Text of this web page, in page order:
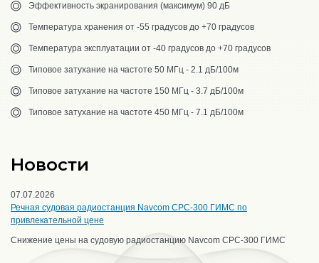
Эффективность экранирования (максимум) 90 дБ
Температура хранения от -55 градусов до +70 градусов
Температура эксплуатации от -40 градусов до +70 градусов
Типовое затухание на частоте 50 МГц - 2.1 дБ/100м
Типовое затухание на частоте 150 МГц - 3.7 дБ/100м
Типовое затухание на частоте 450 МГц - 7.1 дБ/100м
Новости
07.07.2026
Речная судовая радиостанция Navcom CPC-300 ГИМС по
привлекательной цене
Снижение цены на судовую радиостанцию Navcom CPC-300 ГИМС